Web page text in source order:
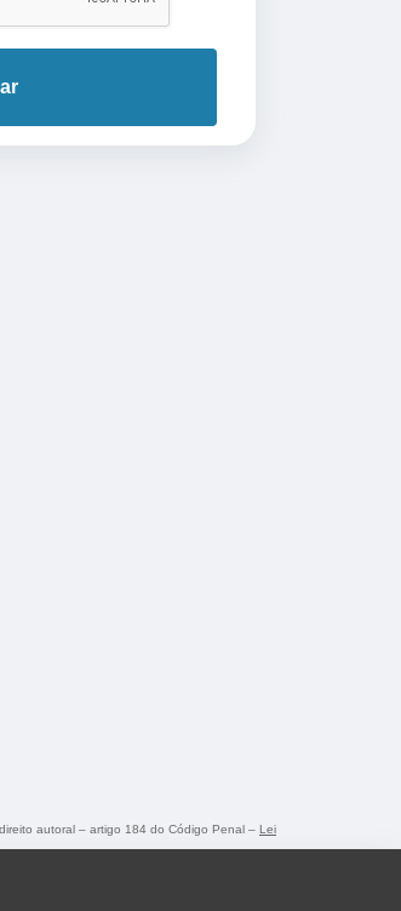
autoral – artigo 184 do Código Penal – Lei